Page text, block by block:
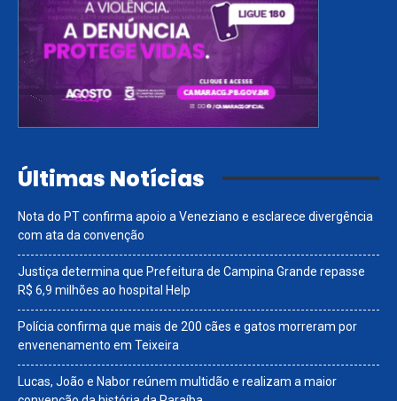
Últimas Notícias
Nota do PT confirma apoio a Veneziano e esclarece divergência
com ata da convenção
Justiça determina que Prefeitura de Campina Grande repasse
R$ 6,9 milhões ao hospital Help
Polícia confirma que mais de 200 cães e gatos morreram por
envenenamento em Teixeira
Lucas, João e Nabor reúnem multidão e realizam a maior